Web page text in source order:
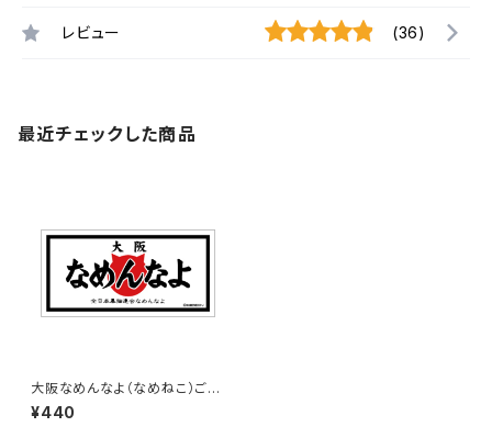
レビュー (36)
最近チェックした商品
大阪なめんなよ（なめねこ）ご当
地ステッカー B-3
¥440